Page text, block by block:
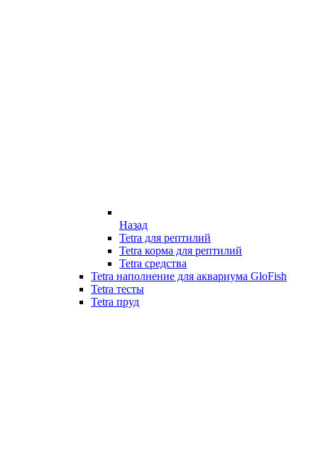
Назад
Tetra для рептилий
Tetra корма для рептилий
Tetra средства
Tetra наполнение для аквариума GloFish
Tetra тесты
Tetra пруд